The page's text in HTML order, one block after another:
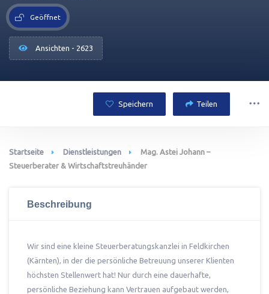
Geöffnet
Ansichten - 2623
Speichern Teilen
Startseite Dienstleistungen
Mag. Astei Johann –
Steuerberater & Wirtschaftstreuhänder
Beschreibung
Wir sind eine kleine Steuerberatungskanzlei in Feldkirchen
(Kärnten), in der die persönliche Betreuung unserer Klienten
höchsten Stellenwert hat! Nur durch eine dauerhafte,
persönliche Beziehung kann Vertrauen aufgebaut werden,